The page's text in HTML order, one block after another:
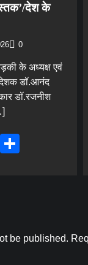
देश के
0
के अध्यक्ष एवं
डॉ.आनंद
डॉ.रजनीश
Telegram
be published.